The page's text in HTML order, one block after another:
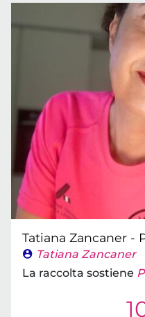
Tatiana Zancaner -
Tatiana Zancaner
La raccolta sostiene